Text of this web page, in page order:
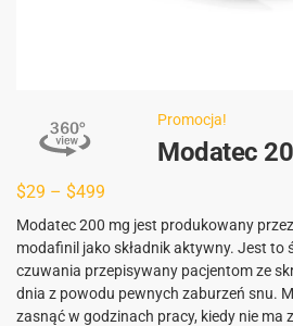
Promocja!
Modatec
$29 – $499
Modatec 200 mg jest produkowany
modafinil jako składnik aktywny. Jest to
czuwania przepisywany pacjentom ze
dnia z powodu pewnych zaburzeń snu.
zasnąć w godzinach pracy, kiedy nie ma